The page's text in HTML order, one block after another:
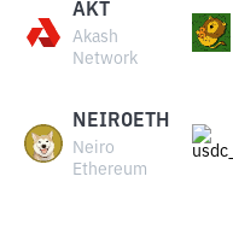
AKT
Akash
Network
NEIROETH
Neiro
Ethereum